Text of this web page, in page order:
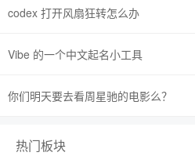
codex 打开风扇狂转怎么办
Vibe 的一个中文起名小工具
你们明天要去看周星驰的电影么？
热门板块